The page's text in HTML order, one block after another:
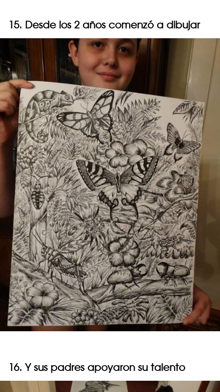
15. Desde los 2 años comenzó a dibujar
16. Y sus padres apoyaron su talento